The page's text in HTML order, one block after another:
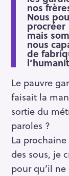
nos
Nous
procréer
mais
nous
de
Le pauvre
faisait la
sortie du
paroles ?
La
des sous, je
pour qu’il